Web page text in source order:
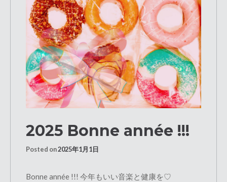
2025 Bonne année !!!
Posted on2025年1月1日
Bonne année !!! 今年もいい音楽と健康を♡